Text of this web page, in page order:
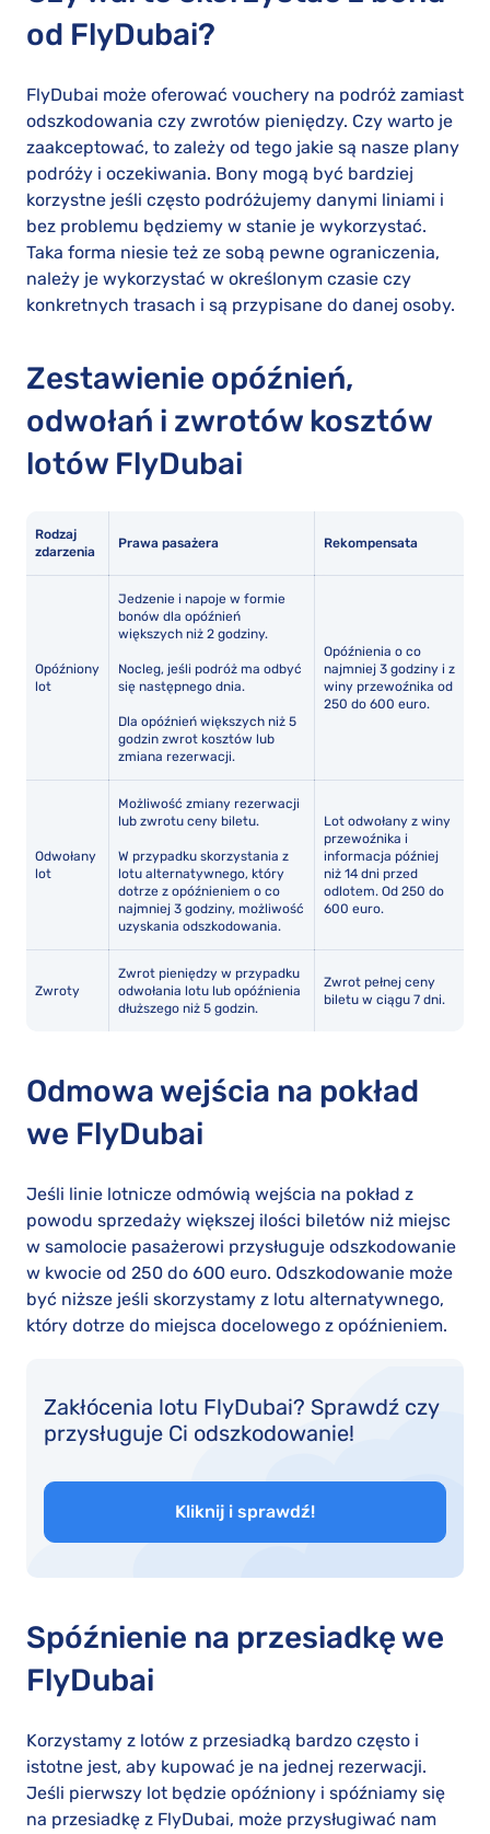
od FlyDubai?
FlyDubai może oferować vouchery na podróż zamiast
odszkodowania czy zwrotów pieniędzy. Czy warto je
zaakceptować, to zależy od tego jakie są nasze plany
podróży i oczekiwania. Bony mogą być bardziej
korzystne jeśli często podróżujemy danymi liniami i
bez problemu będziemy w stanie je wykorzystać.
Taka forma niesie też ze sobą pewne ograniczenia,
należy je wykorzystać w określonym czasie czy
konkretnych trasach i są przypisane do danej osoby.
Zestawienie opóźnień,
odwołań i zwrotów kosztów
lotów FlyDubai
Rodzaj
zdarzenia
Prawa pasażera Rekompensata
Opóźniony
lot
Jedzenie i napoje w formie
bonów dla opóźnień
większych niż 2 godziny.
Nocleg, jeśli podróż ma odbyć
się następnego dnia.
Dla opóźnień większych niż 5
godzin zwrot kosztów lub
zmiana rezerwacji.
Opóźnienia o co
najmniej 3 godziny i z
winy przewoźnika od
250 do 600 euro.
Odwołany
lot
Możliwość zmiany rezerwacji
lub zwrotu ceny biletu.
W przypadku skorzystania z
lotu alternatywnego, który
dotrze z opóźnieniem o co
najmniej 3 godziny, możliwość
uzyskania odszkodowania.
Lot odwołany z winy
przewoźnika i
informacja później
niż 14 dni przed
odlotem. Od 250 do
600 euro.
Zwroty
Zwrot pieniędzy w przypadku
odwołania lotu lub opóźnienia
dłuższego niż 5 godzin.
Zwrot pełnej ceny
biletu w ciągu 7 dni.
Odmowa wejścia na pokład
we FlyDubai
Jeśli linie lotnicze odmówią wejścia na pokład z
powodu sprzedaży większej ilości biletów niż miejsc
w samolocie pasażerowi przysługuje odszkodowanie
w kwocie od 250 do 600 euro. Odszkodowanie może
być niższe jeśli skorzystamy z lotu alternatywnego,
który dotrze do miejsca docelowego z opóźnieniem.
Zakłócenia lotu FlyDubai? Sprawdź czy
przysługuje Ci odszkodowanie!
Kliknij i sprawdź!
Spóźnienie na przesiadkę we
FlyDubai
Korzystamy z lotów z przesiadką bardzo często i
istotne jest, aby kupować je na jednej rezerwacji.
Jeśli pierwszy lot będzie opóźniony i spóźniamy się
na przesiadkę z FlyDubai, może przysługiwać nam